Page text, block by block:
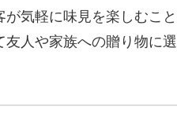
気軽に味見を楽しむこと
人や家族への贈り物に選